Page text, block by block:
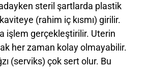
steril şartlarda plastik
(rahim iç kısmı) girilir.
işlem gerçekleştirilir. Uterin
her zaman kolay olmayabilir.
(serviks) çok sert olur. Bu